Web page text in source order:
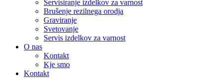
Servisiranje izdelkov za varnost
Brušenje rezilnega orodja
Graviranje
Svetovanje
Servis izdelkov za varnost
O nas
Kontakt
Kje smo
Kontakt